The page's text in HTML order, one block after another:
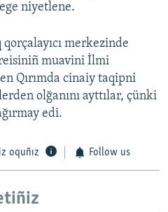
niyetlene.
merkezinde
muavini İlmi
Qırımda cinaiy taqipni
olğanını ayttılar, çünki
edi.
oquñız Follow us